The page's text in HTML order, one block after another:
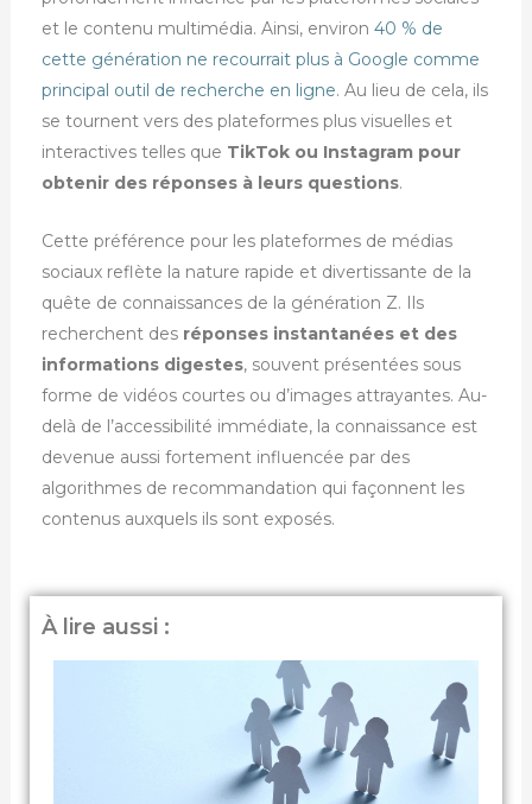
et le contenu multimédia. Ainsi, environ40 % de
cette génération ne recourrait plus à Google comme
principal outil de recherche en ligne. Au lieu de cela, ils
se tournent vers des plateformes plus visuelles et
interactives telles que TikTok ou Instagram pour
obtenir des réponses à leurs questions.
Cette préférence pour les plateformes de médias
sociaux reflète la nature rapide et divertissante de la
quête de connaissances de la génération Z. Ils
recherchent des réponses instantanées et des
informations digestes, souvent présentées sous
forme de vidéos courtes ou d’images attrayantes. Au-
delà de l’accessibilité immédiate, la connaissance est
devenue aussi fortement influencée par des
algorithmes de recommandation qui façonnent les
contenus auxquels ils sont exposés.
À lire aussi :